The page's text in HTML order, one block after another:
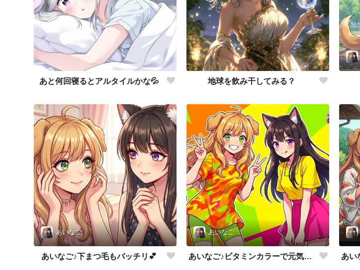
あと何回寝るとアルタイルかな💦 地球を飲み干してみる？
あいなご
あいなご♪下まつ毛もバッチリ💕
あいなご
あいなご♪ビタミンカラーで元気をあげる💕